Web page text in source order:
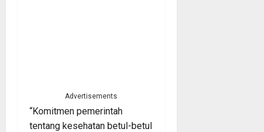
Advertisements
“Komitmen pemerintah
tentang kesehatan betul-betul